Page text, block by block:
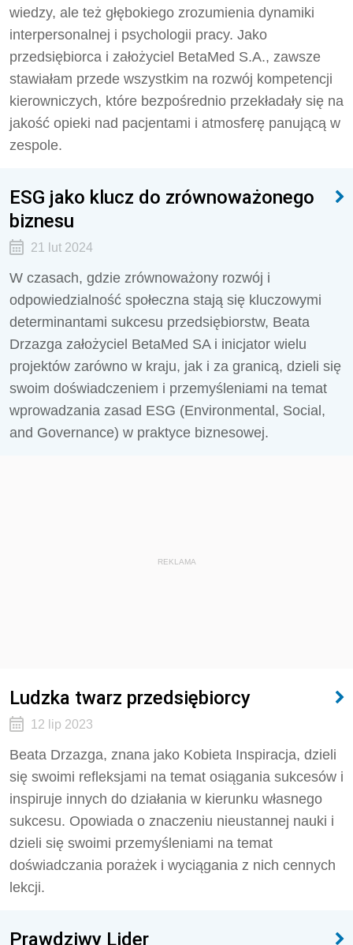
wiedzy, ale też głębokiego zrozumienia dynamiki
interpersonalnej i psychologii pracy. Jako
przedsiębiorca i założyciel BetaMed S.A., zawsze
stawiałam przede wszystkim na rozwój kompetencji
kierowniczych, które bezpośrednio przekładały się na
jakość opieki nad pacjentami i atmosferę panującą w
zespole.
ESG jako klucz do zrównoważonego
biznesu
21 lut 2024
W czasach, gdzie zrównoważony rozwój i
odpowiedzialność społeczna stają się kluczowymi
determinantami sukcesu przedsiębiorstw, Beata
Drzazga założyciel BetaMed SA i inicjator wielu
projektów zarówno w kraju, jak i za granicą, dzieli się
swoim doświadczeniem i przemyśleniami na temat
wprowadzania zasad ESG (Environmental, Social,
and Governance) w praktyce biznesowej.
REKLAMA
Ludzka twarz przedsiębiorcy
12 lip 2023
Beata Drzazga, znana jako Kobieta Inspiracja, dzieli
się swoimi refleksjami na temat osiągania sukcesów i
inspiruje innych do działania w kierunku własnego
sukcesu. Opowiada o znaczeniu nieustannej nauki i
dzieli się swoimi przemyśleniami na temat
doświadczania porażek i wyciągania z nich cennych
lekcji.
Prawdziwy Lider